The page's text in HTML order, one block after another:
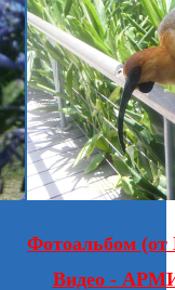
Фотоальбом
Видео -